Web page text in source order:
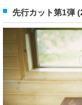
先行カット第1弾